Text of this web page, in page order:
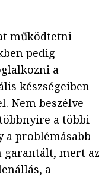
működtetni
pedig
a
készségeiben
Nem beszélve
a többi
a problémásabb
mert az
a